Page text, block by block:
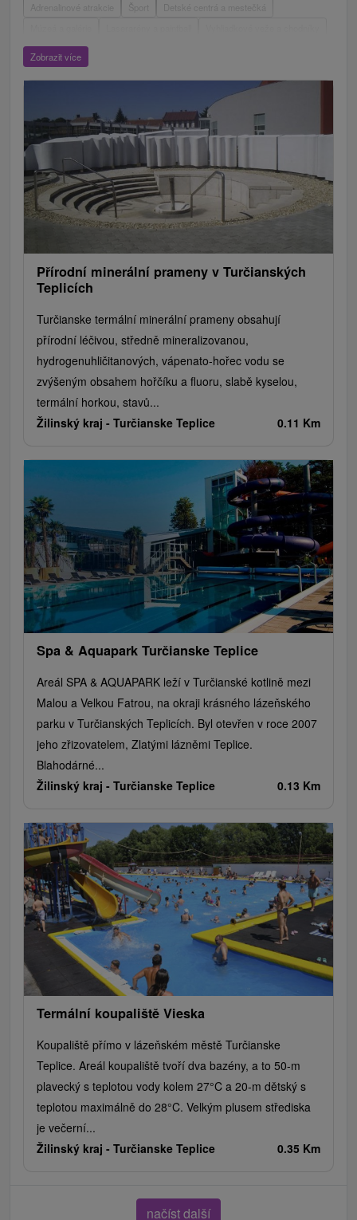
Adrenalinové atrakcie
Detské centrá a mestečká
ZOO a zvieracie farmy
Hrady, zámky, zrúcaniny
Vyhliadkové lety a plavby
Štíty
Jazerá, plesá, vodné nádrže
Technické pamiatky
Pamätníky
Vodopády
Drevené kostolíky Pramene Divadlá
Jazda na koni
Túry a turistické chodníky
Horské chaty
Plte, rafting, splavy
Architektonické stavby
Lyžiarske strediská
Golfové ihriská
Motokárové dráhy
Amfiteátre a kiná v prírode
Vínne cesty
Cyklotrasy
Zobrazit více
Přírodní minerální prameny v Turčianských
Teplicích
Turčianske termální minerální prameny obsahují
přírodní léčivou, středně mineralizovanou,
hydrogenuhličitanových, vápenato-hořec vodu se
zvýšeným obsahem hořčíku a fluoru, slabě kyselou,
termální horkou, stavů...
Žilinský kraj - Turčianske Teplice 0.11 Km
Spa & Aquapark Turčianske Teplice
Areál SPA & AQUAPARK leží v Turčianské kotlině mezi
Malou a Velkou Fatrou, na okraji krásného lázeňského
parku v Turčianských Teplicích. Byl otevřen v roce 2007
jeho zřizovatelem, Zlatými lázněmi Teplice.
Blahodárné...
Žilinský kraj - Turčianske Teplice 0.13 Km
Termální koupaliště Vieska
Koupaliště přímo v lázeňském městě Turčianske
Teplice. Areál koupaliště tvoří dva bazény, a to 50-m
plavecký s teplotou vody kolem 27°C a 20-m dětský s
teplotou maximálně do 28°C. Velkým plusem střediska
je večerní...
Žilinský kraj - Turčianske Teplice 0.35 Km
načíst další